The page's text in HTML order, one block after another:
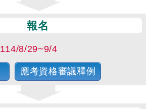
報名
114/8/29~9/4
應考資格審議釋例